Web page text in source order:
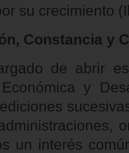
su crecimiento
Constancia y
de abrir
Económica y
un interés